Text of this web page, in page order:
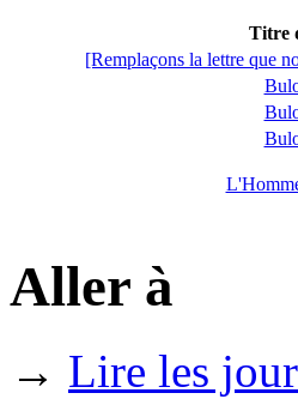
Titre
[Remplaçons la lettre que
Aller à
→ Lire les